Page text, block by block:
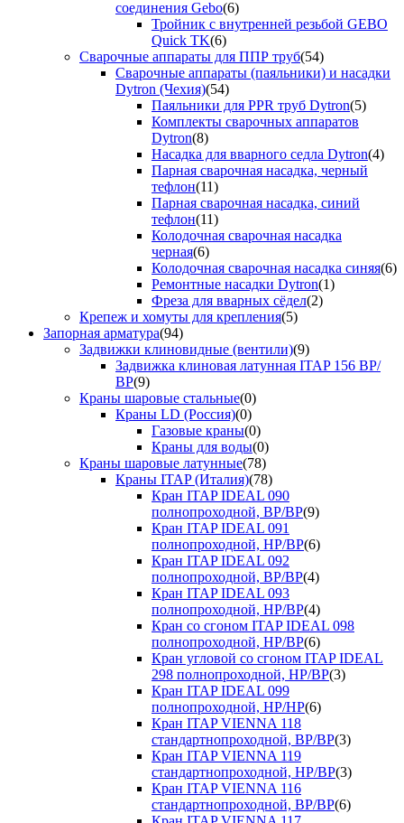
соединения Gebo(6)
Тройник с внутренней резьбой GEBO
Quick TK(6)
Сварочные аппараты для ППР труб(54)
Сварочные аппараты (паяльники) и насадки
Dytron (Чехия)(54)
Паяльники для PPR труб Dytron(5)
Комплекты сварочных аппаратов
Dytron(8)
Насадка для вварного седла Dytron(4)
Парная сварочная насадка, черный
тефлон(11)
Парная сварочная насадка, синий
тефлон(11)
Колодочная сварочная насадка
черная(6)
Колодочная сварочная насадка синяя(6)
Ремонтные насадки Dytron(1)
Фреза для вварных сёдел(2)
Крепеж и хомуты для крепления(5)
Запорная арматура(94)
Задвижки клиновидные (вентили)(9)
Задвижка клиновая латунная ITAP 156 ВР/
ВР(9)
Краны шаровые стальные(0)
Краны LD (Россия)(0)
Газовые краны(0)
Краны для воды(0)
Краны шаровые латунные(78)
Краны ITAP (Италия)(78)
Кран ITAP IDEAL 090
полнопроходной, ВР/ВР(9)
Кран ITAP IDEAL 091
полнопроходной, НР/ВР(6)
Кран ITAP IDEAL 092
полнопроходной, ВР/ВР(4)
Кран ITAP IDEAL 093
полнопроходной, НР/ВР(4)
Кран со сгоном ITAP IDEAL 098
полнопроходной, НР/ВР(6)
Кран угловой со сгоном ITAP IDEAL
298 полнопроходной, НР/ВР(3)
Кран ITAP IDEAL 099
полнопроходной, НР/НР(6)
Кран ITAP VIENNA 118
стандартнопроходной, ВР/ВР(3)
Кран ITAP VIENNA 119
стандартнопроходной, НР/ВР(3)
Кран ITAP VIENNA 116
стандартнопроходной, ВР/ВР(6)